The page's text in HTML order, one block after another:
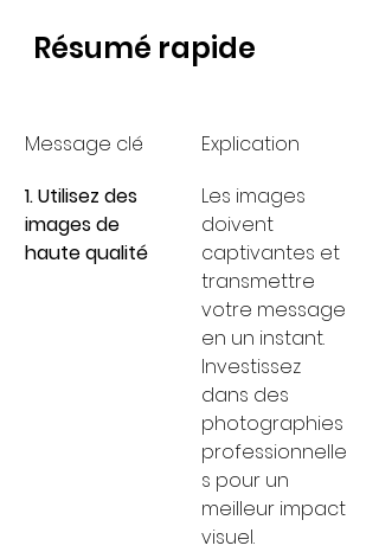
Résumé rapide
Message clé
Explication
1. Utilisez des
images de
haute qualité
Les images
doivent
captivantes et
transmettre
votre message
en un instant.
Investissez
dans des
photographies
professionnelle
s pour un
meilleur impact
visuel.